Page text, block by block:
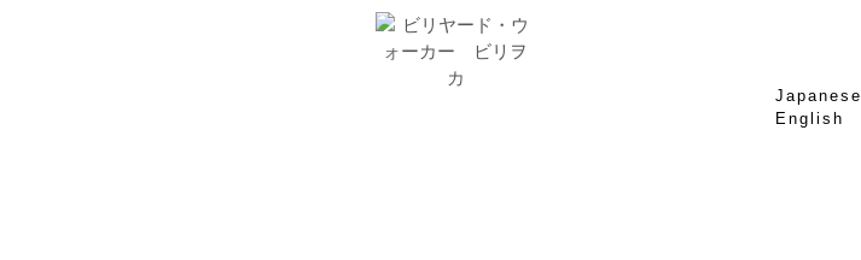
Japanese
English